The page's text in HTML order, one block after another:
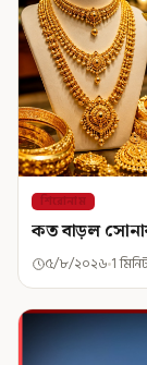
শিরোনাম
কত বাড়ল
৫/৮/২০২৬ 1